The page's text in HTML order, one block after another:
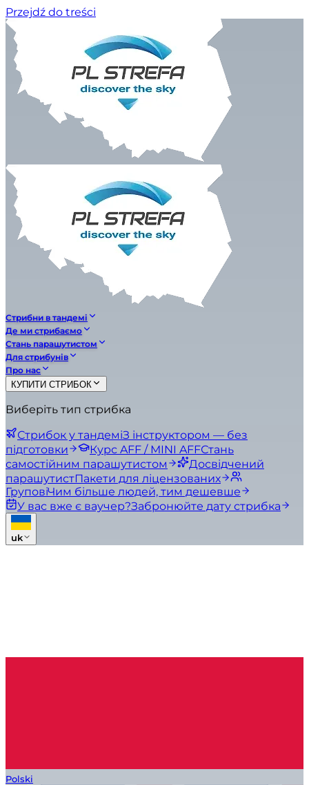
Przejdź do treści
Стрибни в тандемі
Де ми стрибаємо
Стань парашутистом
Для стрибунів
Про нас
КУПИТИ СТРИБОК
Виберіть тип стрибка
Стрибок у тандеміЗ інструктором — без
підготовки
Курс AFF / MINI AFFСтань
самостійним парашутистом
Досвідчений
парашутистПакети для ліцензованих
ГруповіЧим більше людей, тим дешевше
У вас вже є ваучер?Забронюйте дату стрибка
uk
Polski